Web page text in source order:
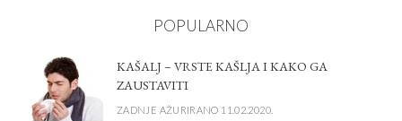
POPULARNO
KAŠALJ – VRSTE KAŠLJA I KAKO GA
ZAUSTAVITI
ZADNJE AŽURIRANO 11.02.2020.